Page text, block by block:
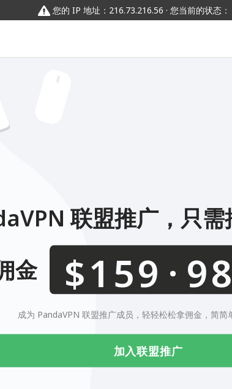
您的 IP 地址：216.73.216.56 · 您当前的状态：
联盟推广，只需
金
$0123456789.
成为 PandaVPN 联盟推广成员，轻轻松松拿佣金，简简
加入联盟推广